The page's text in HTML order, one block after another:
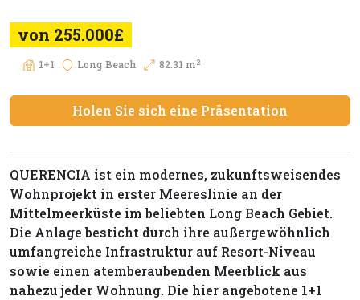
von 255.000£
1+1 Long Beach 82.31 m2
Holen Sie sich eine Präsentation
QUERENCIA ist ein modernes, zukunftsweisendes
Wohnprojekt in erster Meereslinie an der
Mittelmeerküste im beliebten Long Beach Gebiet.
Die Anlage besticht durch ihre außergewöhnlich
umfangreiche Infrastruktur auf Resort-Niveau
sowie einen atemberaubenden Meerblick aus
nahezu jeder Wohnung. Die hier angebotene 1+1